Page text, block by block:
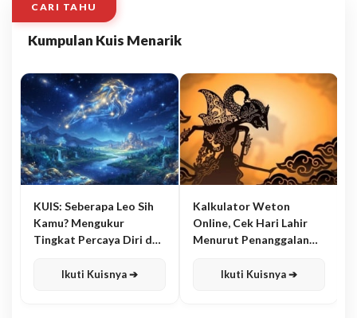
CARI TAHU
Kumpulan Kuis Menarik
KUIS: Seberapa Leo Sih
Kamu? Mengukur
Tingkat Percaya Diri dan
Ikuti Kuisnya ➔
Kalkulator Weton
Online, Cek Hari Lahir
Menurut Penanggalan
Ikuti Kuisnya ➔